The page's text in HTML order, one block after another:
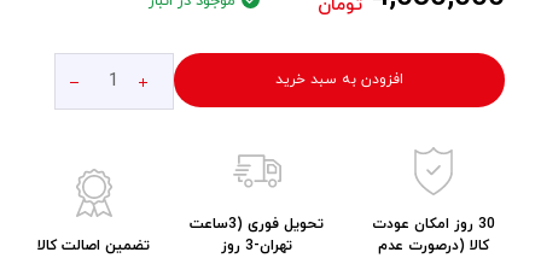
افزودن به سبد خرید
30 روز امکان عودت
کالا (درصورت عدم
تحویل فوری (3ساعت
تهران-3 روز
تضمین اصالت کالا